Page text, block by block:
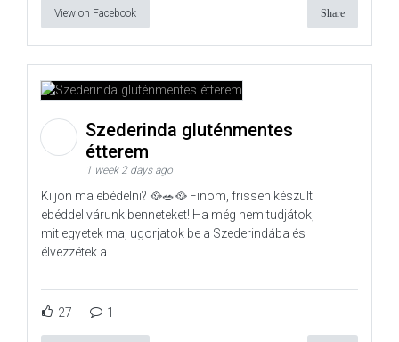
View on Facebook Share
Szederinda gluténmentes
étterem
1 week 2 days ago
Ki jön ma ebédelni? 🥘🥗🥘 Finom, frissen készült
ebéddel várunk benneteket! Ha még nem tudjátok,
mit egyetek ma, ugorjatok be a Szederindába és
élvezzétek a
27 1